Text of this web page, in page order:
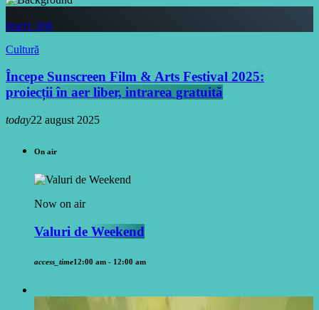
insert_link
Cultură
Începe Sunscreen Film & Arts Festival 2025:
proiecții în aer liber, intrarea gratuită
today22 august 2025
On air
Now on air
Valuri de Weekend
access_time12:00 am - 12:00 am